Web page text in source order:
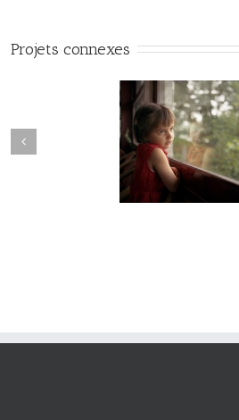
Projets connexes